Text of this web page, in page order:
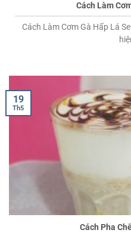
Cách Làm
Cách Làm Cơm Gà Hấp Lá
Cách Pha
19
Th5